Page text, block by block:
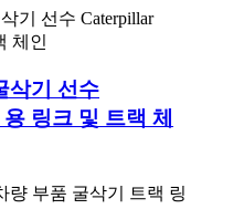
삭기 선수
링크 및 트랙 체